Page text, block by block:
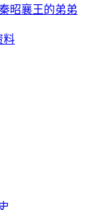
昭襄王的弟弟
料